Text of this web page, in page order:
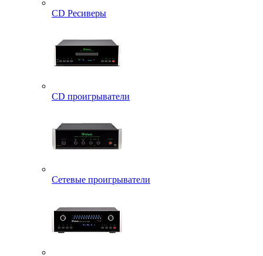
CD Ресиверы
CD проигрыватели
Сетевые проигрыватели